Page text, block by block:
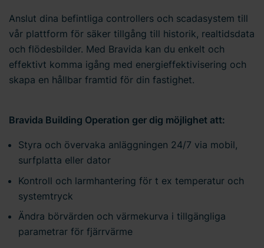
Anslut dina befintliga controllers och scadasystem till
vår plattform för säker tillgång till historik, realtidsdata
och flödesbilder. Med Bravida kan du enkelt och
effektivt komma igång med energieffektivisering och
skapa en hållbar framtid för din fastighet.
Bravida Building Operation ger dig möjlighet att:
Styra och övervaka anläggningen 24/7 via mobil,
surfplatta eller dator
Kontroll och larmhantering för t ex temperatur och
systemtryck
Ändra börvärden och värmekurva i tillgängliga
parametrar för fjärrvärme